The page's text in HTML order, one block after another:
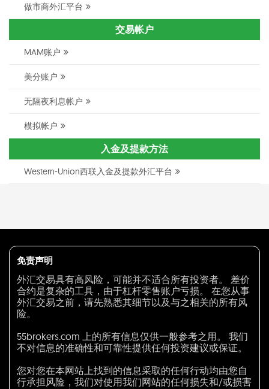
做市商外汇平台
交易帐户
MAM账户
美分账户
无隔夜利息帐户
模拟帐户
入金及提款方法
Western-Union西联入金及提款外汇平台
免责声明
外汇交易具有高风险，可能并不适合所有投资者。 差价
合约是复杂的工具，由于杠杆零售账户亏损。 在您从事
外汇交易之前，请先熟悉其细节以及与之相关的所有风
险。
55brokers.com 上的所有信息仅供一般参考之用。 我们
不对信息的准确性和可靠性提供任何投资建议或保证。
您对您在本网站上找到的信息采取的任何行动均由您自
行承担风险，我们对使用我们网站的任何损失和/或损害